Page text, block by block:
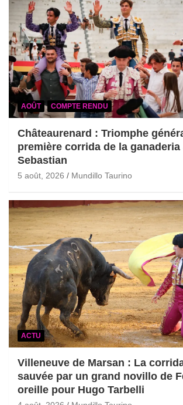
AOÛT COMPTE RENDU
Châteaurenard : Triomphe
première corrida de la ganaderia
Sebastian
5 août, 2026 Mundillo Taurino
ACTU
Villeneuve de Marsan : La
sauvée par un grand novillo de
oreille pour Hugo Tarbelli